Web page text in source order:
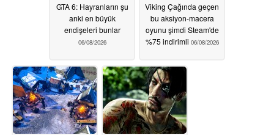
GTA 6: Hayranların şu
anki en büyük
endişeleri bunlar
06/08/2026
Viking Çağında geçen
bu aksiyon-macera
oyunu şimdi Steam'de
%75 indirimli 06/08/2026